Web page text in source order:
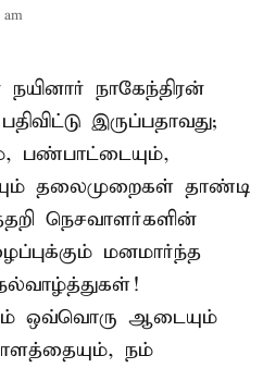
நாகேந்திரன்
இருப்பதாவது;
பண்பாட்டையும்,
தலைமுறைகள் தாண்டி
நெசவாளர்களின்
மனமார்ந்த
ஒவ்வொரு ஆடையும்
நம்